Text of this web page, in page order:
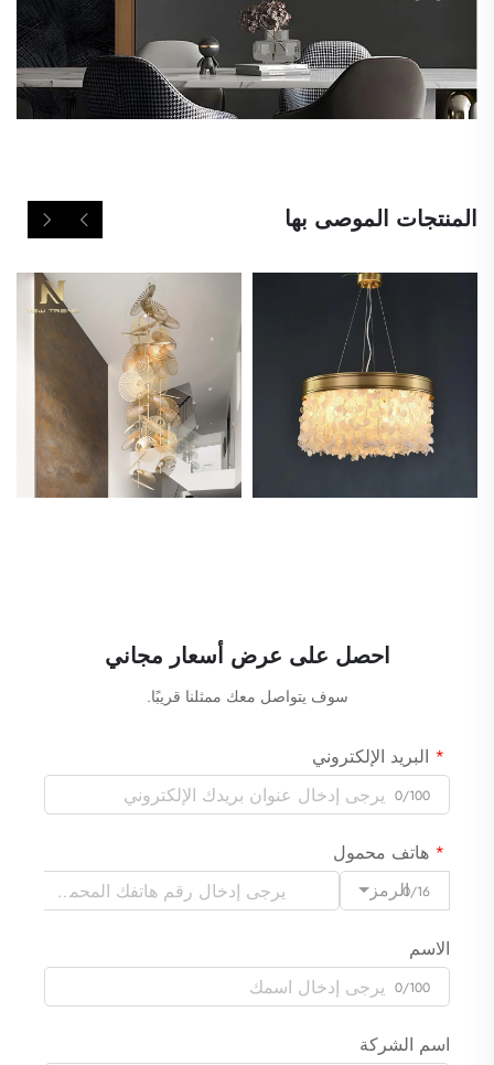
المنتجات الموصى بها
احصل على عرض أسعار مجاني
سوف يتواصل معك ممثلنا قريبًا.
البريد الإلكتروني
0/100
هاتف محمول
الرمز0/16
الاسم
0/100
اسم الشركة